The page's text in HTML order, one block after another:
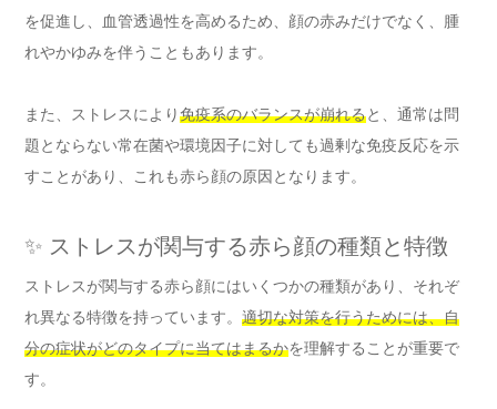
を促進し、血管透過性を高めるため、顔の赤みだけでなく、腫
れやかゆみを伴うこともあります。
また、ストレスにより免疫系のバランスが崩れると、通常は問
題とならない常在菌や環境因子に対しても過剰な免疫反応を示
すことがあり、これも赤ら顔の原因となります。
✨ ストレスが関与する赤ら顔の種類と特徴
ストレスが関与する赤ら顔にはいくつかの種類があり、それぞ
れ異なる特徴を持っています。 適切な対策を行うためには、自
分の症状がどのタイプに当てはまるかを理解することが重要で
す。